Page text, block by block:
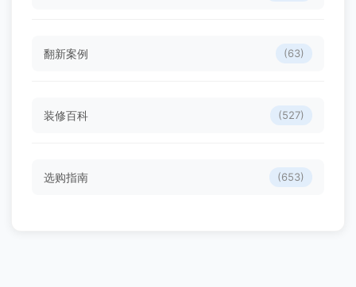
翻新案例 (63)
装修百科 (527)
选购指南 (653)